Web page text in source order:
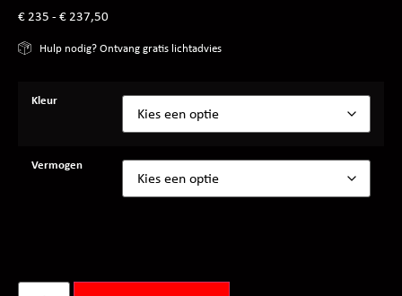
€235 - €237,50
Hulp nodig? Ontvang gratis lichtadvies
Kleur
Vermogen